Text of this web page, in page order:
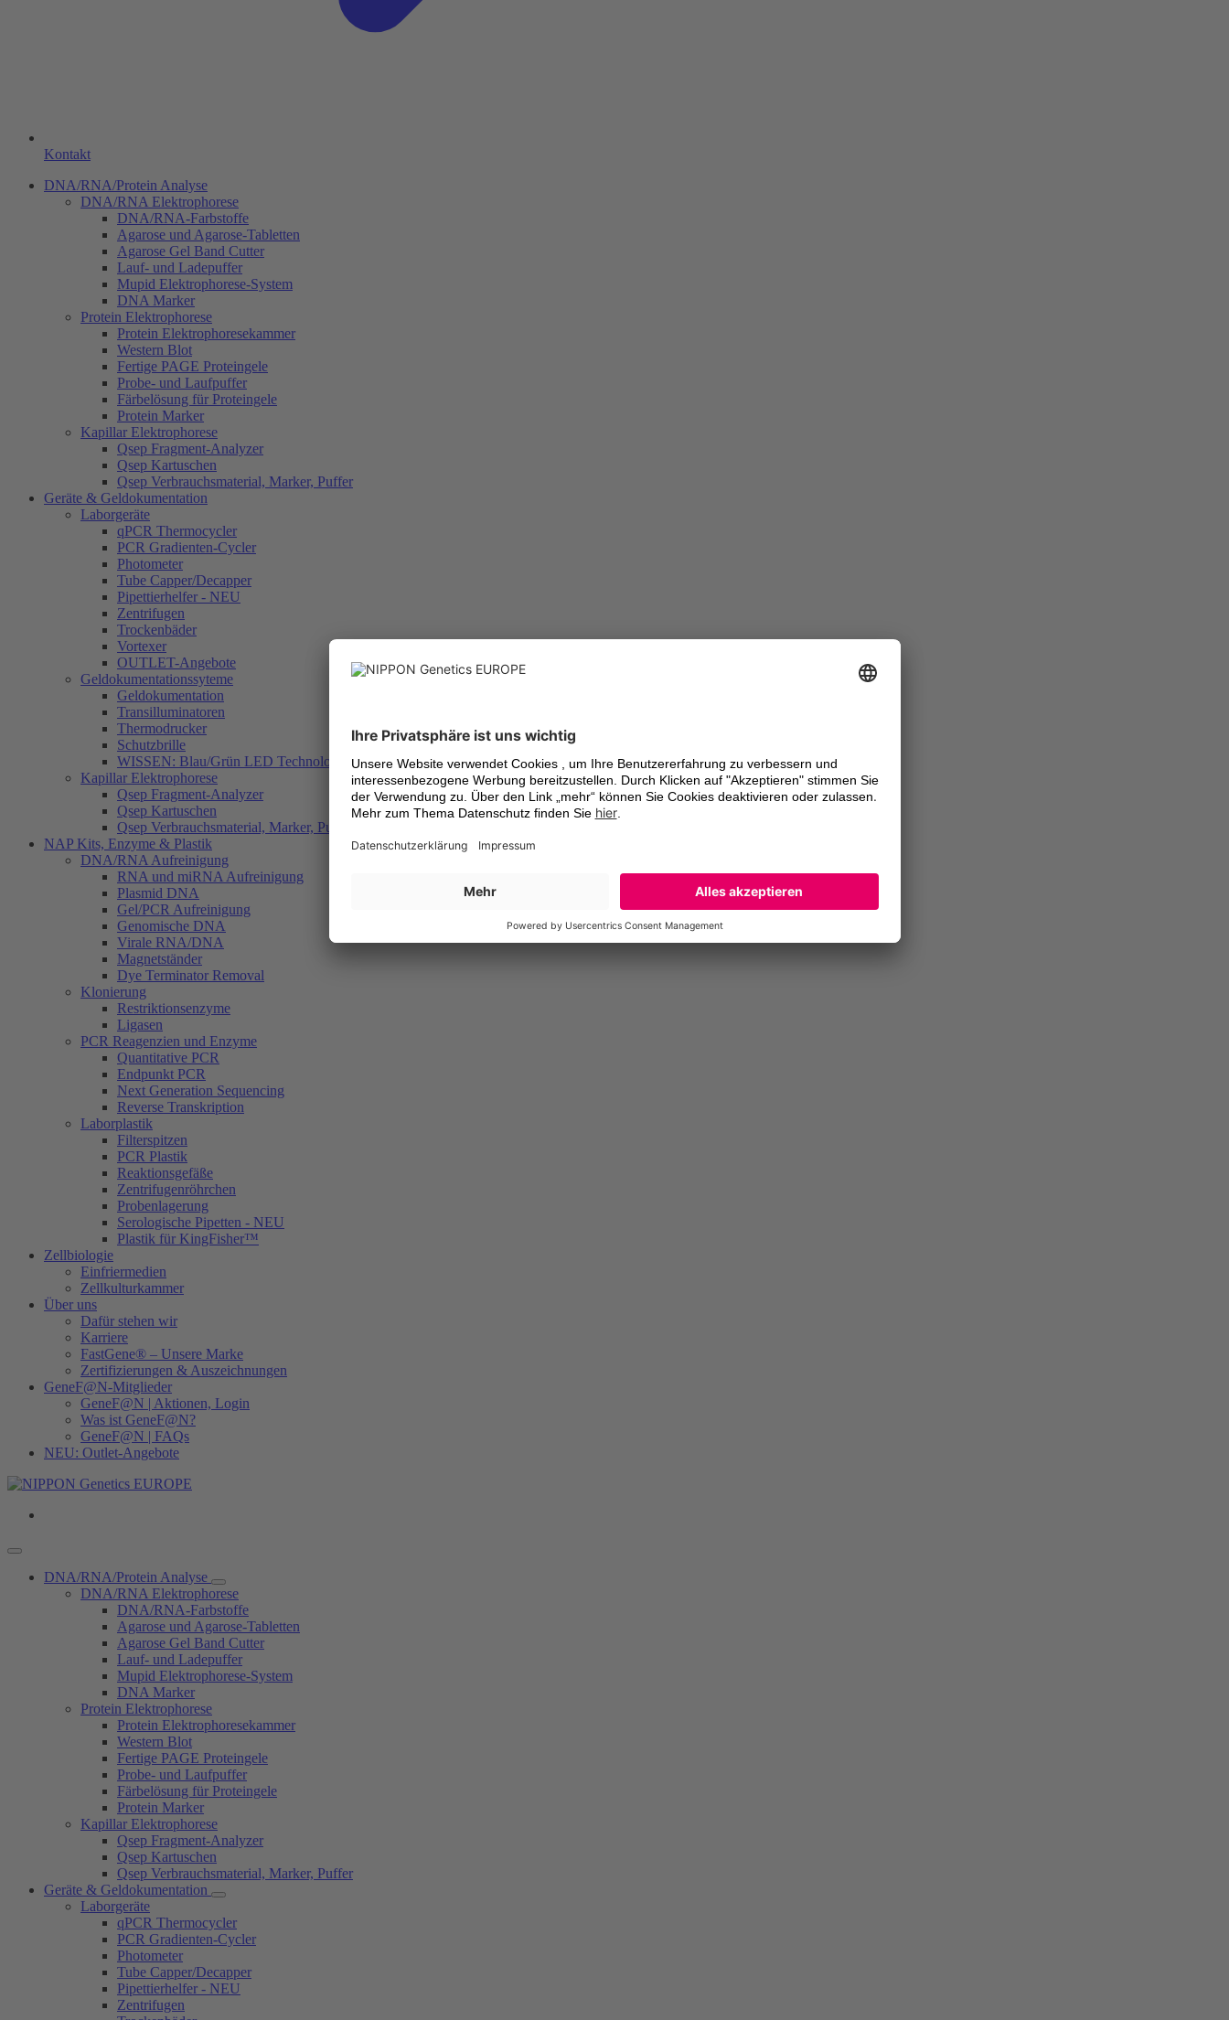
Kontakt
DNA/RNA/Protein Analyse
DNA/RNA Elektrophorese
DNA/RNA-Farbstoffe
Agarose und Agarose-Tabletten
Agarose Gel Band Cutter
Lauf- und Ladepuffer
Mupid Elektrophorese-System
DNA Marker
Protein Elektrophorese
Protein Elektrophoresekammer
Western Blot
Fertige PAGE Proteingele
Probe- und Laufpuffer
Färbelösung für Proteingele
Protein Marker
Kapillar Elektrophorese
Qsep Fragment-Analyzer
Qsep Kartuschen
Qsep Verbrauchsmaterial, Marker, Puffer
Geräte & Geldokumentation
Laborgeräte
qPCR Thermocycler
PCR Gradienten-Cycler
Photometer
Tube Capper/Decapper
Pipettierhelfer - NEU
Zentrifugen
Trockenbäder
Vortexer
OUTLET-Angebote
Geldokumentationssyteme
Geldokumentation
Transilluminatoren
Thermodrucker
Schutzbrille
WISSEN: Blau/Grün LED Technologie
Kapillar Elektrophorese
Qsep Fragment-Analyzer
Qsep Kartuschen
Qsep Verbrauchsmaterial, Marker, Puffer
NAP Kits, Enzyme & Plastik
DNA/RNA Aufreinigung
RNA und miRNA Aufreinigung
Plasmid DNA
Gel/PCR Aufreinigung
Genomische DNA
Virale RNA/DNA
Magnetständer
Dye Terminator Removal
Klonierung
Restriktionsenzyme
Ligasen
PCR Reagenzien und Enzyme
Quantitative PCR
Endpunkt PCR
Next Generation Sequencing
Reverse Transkription
Laborplastik
Filterspitzen
PCR Plastik
Reaktionsgefäße
Zentrifugenröhrchen
Probenlagerung
Serologische Pipetten - NEU
Plastik für KingFisher™
Zellbiologie
Einfriermedien
Zellkulturkammer
Über uns
Dafür stehen wir
Karriere
FastGene® – Unsere Marke
Zertifizierungen & Auszeichnungen
GeneF@N-Mitglieder
GeneF@N | Aktionen, Login
Was ist GeneF@N?
GeneF@N | FAQs
NEU: Outlet-Angebote
DNA/RNA/Protein Analyse
DNA/RNA Elektrophorese
DNA/RNA-Farbstoffe
Agarose und Agarose-Tabletten
Agarose Gel Band Cutter
Lauf- und Ladepuffer
Mupid Elektrophorese-System
DNA Marker
Protein Elektrophorese
Protein Elektrophoresekammer
Western Blot
Fertige PAGE Proteingele
Probe- und Laufpuffer
Färbelösung für Proteingele
Protein Marker
Kapillar Elektrophorese
Qsep Fragment-Analyzer
Qsep Kartuschen
Qsep Verbrauchsmaterial, Marker, Puffer
Geräte & Geldokumentation
Laborgeräte
qPCR Thermocycler
PCR Gradienten-Cycler
Photometer
Tube Capper/Decapper
Pipettierhelfer - NEU
Zentrifugen